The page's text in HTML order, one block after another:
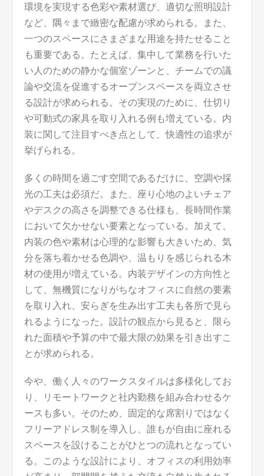
環境を実現する色彩や素材選び、適切な照明設計
など、隅々まで緻密な配慮が求められる。また、
一つのスペースにさまざまな用途を持たせること
も重要である。たとえば、集中して業務を行いた
い人のための静かな個室ゾーンと、チームでの議
論や交流を促進するオープンスペースを両立させ
る設計が求められる。その実現のために、仕切り
や可動式の家具を取り入れる例も増えている。内
装に関して注目すべき点として、快適性の追求が
挙げられる。
多くの時間を過ごす空間であるだけに、空調や採
光の工夫は必須だ。また、座り心地のよいチェア
やデスクの高さを調整できる仕様も、長時間作業
において欠かせない要素となっている。加えて、
内装の色や素材は心理的な影響も大きいため、気
分を落ち着かせる色調や、温もりを感じられる木
材の使用が増えている。内装デザインの方向性と
して、無機質になりがちなオフィスに自然の要素
を取り入れ、安らぎを生み出す工夫も各所で見ら
れるようになった。設計の観点から見ると、限ら
れた面積や予算の中で最大限の効果を引き出すこ
とが求められる。
今や、働く人々のワークスタイルは多様化してお
り、リモートワークと社内勤務を組み合わせるケ
ースも多い。そのため、固定的な席割りではなく
フリーアドレス制を導入し、誰もが自由に座れる
スペースを設けることがひとつの流れとなってい
る。このような設計により、オフィスの利用効率